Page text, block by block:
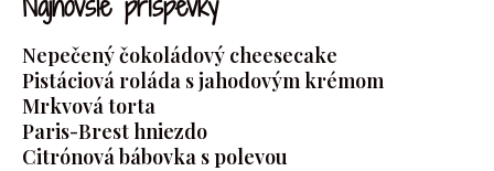
Nepečený čokoládový cheesecake
Pistáciová roláda s jahodovým krémom
Mrkvová torta
Paris-Brest hniezdo
Citrónová bábovka s polevou